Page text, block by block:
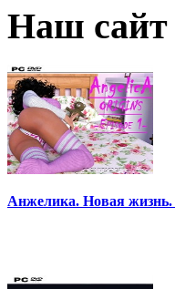
Наш сайт
Анжелика. Новая жизнь.